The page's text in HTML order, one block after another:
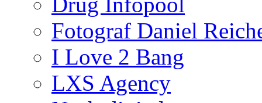
Fotograf Daniel
I Love 2 Bang
LXS Agency